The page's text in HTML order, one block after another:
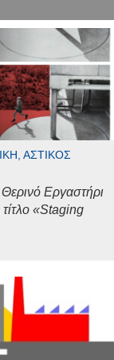
ΑΣΤΙΚΌΣ
Εργαστήρι
«Staging